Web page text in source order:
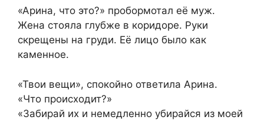
«Арина, что это?» пробормотал её муж.
Жена стояла глубже в коридоре. Руки
скрещены на груди. Её лицо было как
каменное.
«Твои вещи», спокойно ответила Арина.
«Что происходит?»
«Забирай их и немедленно убирайся из моей